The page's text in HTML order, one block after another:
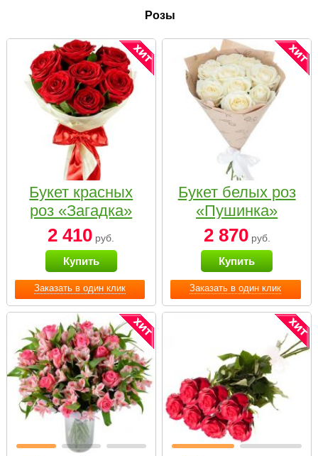
Розы
Заказать в один клик
Букет красных
роз «Загадка»
2 410 руб.
Купить
Заказать в один клик
Букет белых роз
«Пушинка»
2 870руб.
Купить